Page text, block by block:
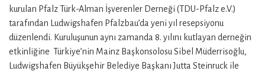
kurulan Pfalz Türk-Alman İşverenler Derneği (TDU-Pfalz e.V.)
tarafından Ludwigshafen Pfalzbau’da yeni yıl resepsiyonu
düzenlendi. Kuruluşunun aynı zamanda 8. yılını kutlayan derneğin
etkinliğine Türkiye’nin Mainz Başkonsolosu Sibel Müderrisoğlu,
Ludwigshafen Büyükşehir Belediye Başkanı Jutta Steinruck ile